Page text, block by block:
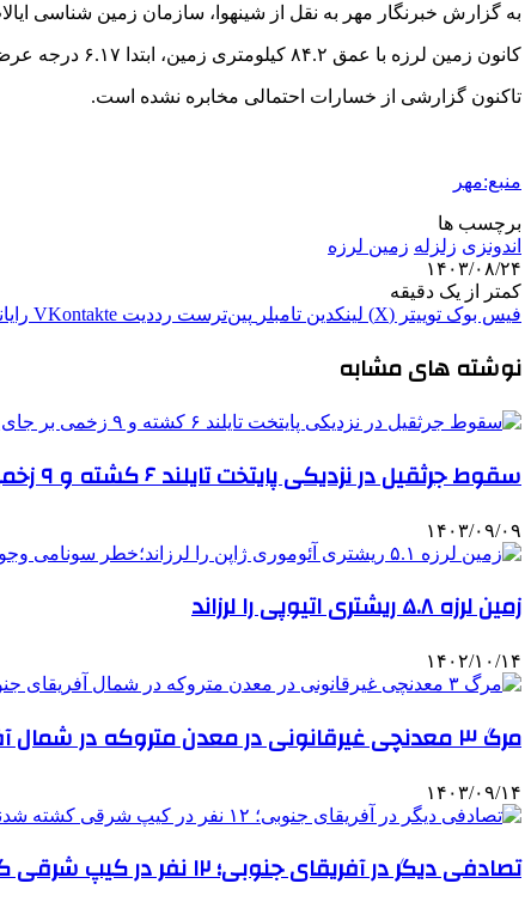
به گزارش خبرنگار مهر به نقل از شینهوا ، سازمان زمین شناسی ایالات متحده روز
کانون زمین لرزه با عمق ۸۴.۲ کیلومتری زمین، ابتدا ۶.۱۷ درجه عرض جنوبی و ۱۰۴.۲۳ درجه طول شرقی تعیین شد.
تاکنون گزارشی از خسارات احتمالی مخابره نشده است.
منبع:مهر
برچسب ها
اندونزی زلزله زمین لرزه
۱۴۰۳/۰۸/۲۴
کمتر از یک دقیقه
فیس بوک توییتر (X) لینکدین ‫تامبلر ‫پین‌ترست ‫رددیت ‫VKontakte
نوشته های مشابه
سقوط جرثقیل در نزدیکی پایتخت تایلند ۶ کشته و ۹ زخمی بر جای گذاشت
۱۴۰۳/۰۹/۰۹
زمین لرزه ۵.۸ ریشتری اتیوپی را لرزاند
۱۴۰۲/۱۰/۱۴
مرگ ۳ معدنچی غیرقانونی در معدن متروکه در شمال آفریقای جنوبی
۱۴۰۳/۰۹/۱۴
تصادفی دیگر در آفریقای جنوبی؛ ۱۲ نفر در کیپ شرقی کشته شدند